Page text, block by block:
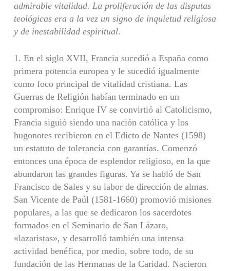
admirable vitalidad. La prolifera­ción de las disputas
teológicas era a la vez un signo de in­quietud religiosa
y de inestabilidad espiritual.
1. En el siglo XVII, Francia sucedió a España como
primera potencia europea y le sucedió igualmente
como foco principal de vitalidad cristiana. Las
Guerras de Reli­gión habían terminado en un
compromiso: Enrique IV se convirtió al Catolicismo,
Francia siguió siendo una nación católica y los
hugonotes recibieron en el Edicto de Nantes (1598)
un estatuto de tolerancia con garantías. Comenzó
entonces una época de esplendor religioso, en la que
abun­daron las grandes figuras. Ya se habló de San
Francisco de Sales y su labor de dirección de almas.
San Vicente de Paúl (1581-1660) promovió misiones
populares, a las que se dedicaron los sacerdotes
formados en el Seminario de San Lázaro,
«lazaristas», y desarrolló también una intensa
actividad benéfica, por medio, sobre todo, de su
fundación de las Hermanas de la Caridad. Nacieron